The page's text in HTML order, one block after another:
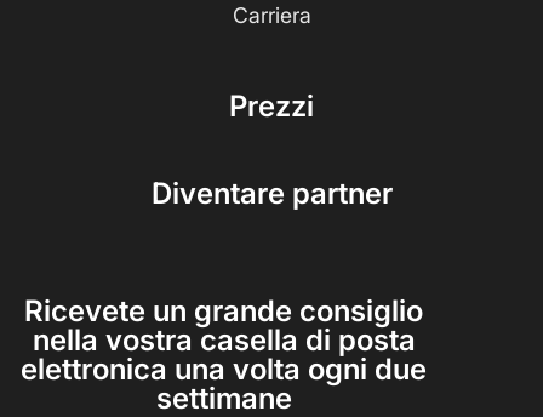
Carriera
Prezzi
Diventare partner
Ricevete un grande consiglio
nella vostra casella di posta
elettronica una volta ogni due
settimane